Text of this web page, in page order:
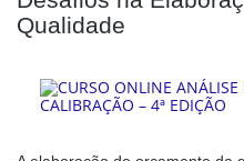
Qualidade